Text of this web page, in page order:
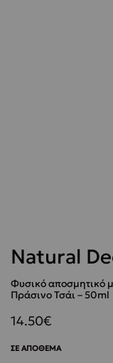
Natural
Φυσικό αποσμητικό
Πράσινο Τσάι – 50ml
14.50€
ΣΕ ΑΠΌΘΕΜΑ